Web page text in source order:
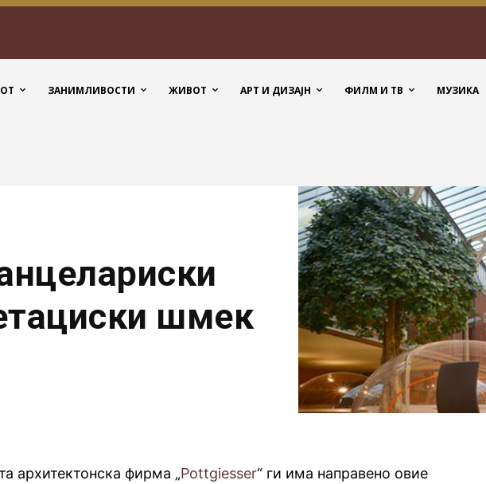
ЗАНИМЛИВОСТИ ЖИВОТ АРТ И ДИЗАЈН ФИЛМ И ТВ МУЗИКА
шмек
архитектонска фирма „Pottgiesser“ ги има направено овие